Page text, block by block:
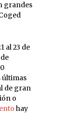
grandes
al 23 de
últimas
de gran
o
hay